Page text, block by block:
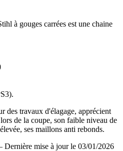
à gouges carrées est une chaine
des travaux d'élagage, apprécient
de la coupe, son faible niveau de
ses maillons anti rebonds.
Dernière mise à jour le 03/01/2026